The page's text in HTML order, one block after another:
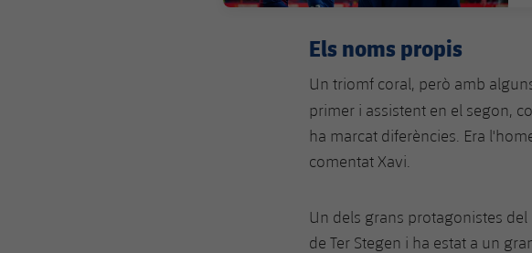
Els noms propis
Un triomf coral, però amb
primer i assistent en el segon,
ha marcat diferències. Era
comentat Xavi.
Un dels grans protagonistes
de Ter Stegen i ha estat a un